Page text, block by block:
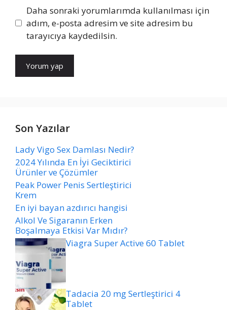
Daha sonraki yorumlarımda kullanılması için
adım, e-posta adresim ve site adresim bu
tarayıcıya kaydedilsin.
Son Yazılar
Lady Vigo Sex Damlası Nedir?
2024 Yılında En İyi Geciktirici
Ürünler ve Çözümler
Peak Power Penis Sertleştirici
Krem
En iyi bayan azdırıcı hangisi
Alkol Ve Sigaranın Erken
Boşalmaya Etkisi Var Mıdır?
Viagra Super Active 60 Tablet
Tadacia 20 mg Sertleştirici 4
Tablet